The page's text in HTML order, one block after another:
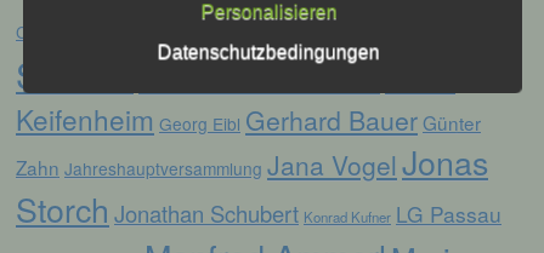
Centa Hollweck Christina Wimmer
Schultz
Frank Schneider
Keifenheim Georg Eibl Gerhard Bauer Günter
Zahn Jahreshauptversammlung Jana Vogel Jonas
Storch Jonathan Schubert Konrad Kufner LG Passau
c) Verarbeitung
Verarbeitung ist jeder mit oder ohne Hilfe
automatisierter Verfahren ausgeführte
Vorgang oder jede solche Vorgangsreihe im
Zusammenhang mit personenbezogenen
Organisation, das Ordnen, die Speicherung,
Personalisieren
Datenschutzbedingungen